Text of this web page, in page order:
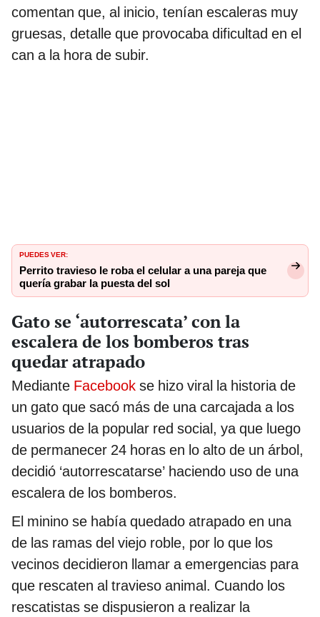
comentan que, al inicio, tenían escaleras muy
gruesas, detalle que provocaba dificultad en el
can a la hora de subir.
PUEDES VER:
Perrito travieso le roba el celular a una pareja que
quería grabar la puesta del sol
Gato se ‘autorrescata’ con la
escalera de los bomberos tras
quedar atrapado
Mediante Facebook se hizo viral la historia de
un gato que sacó más de una carcajada a los
usuarios de la popular red social, ya que luego
de permanecer 24 horas en lo alto de un árbol,
decidió ‘autorrescatarse’ haciendo uso de una
escalera de los bomberos.
El minino se había quedado atrapado en una
de las ramas del viejo roble, por lo que los
vecinos decidieron llamar a emergencias para
que rescaten al travieso animal. Cuando los
rescatistas se dispusieron a realizar la